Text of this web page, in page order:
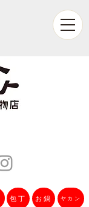
包丁 お鍋 ヤカン